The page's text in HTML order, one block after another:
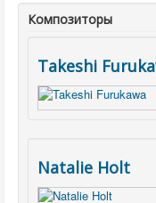
Композиторы
Takeshi
Natalie Holt